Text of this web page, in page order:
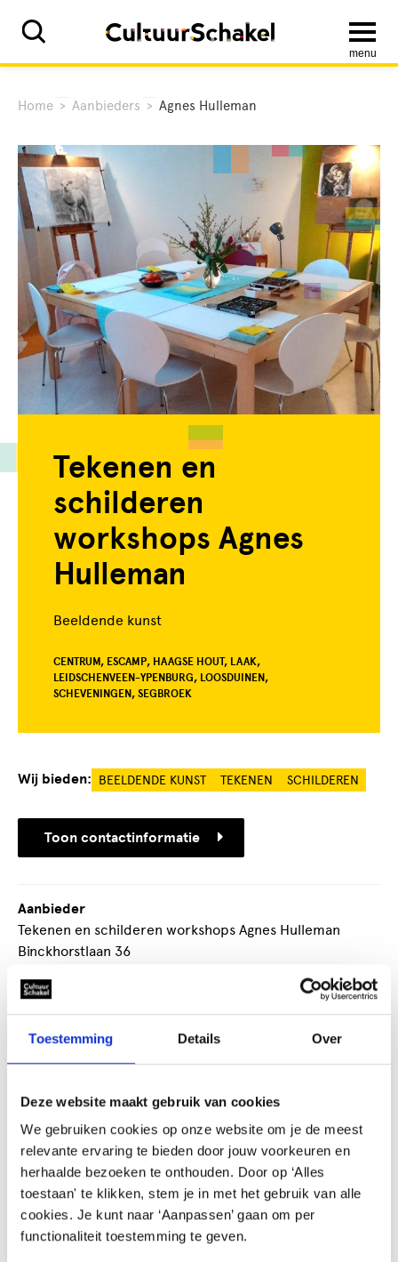
Toestemming Details Over
Deze website maakt gebruik van cookies
We gebruiken cookies op onze website om je de meest
relevante ervaring te bieden door jouw voorkeuren en
herhaalde bezoeken te onthouden. Door op ‘Alles
toestaan' te klikken, stem je in met het gebruik van alle
cookies. Je kunt naar ‘Aanpassen’ gaan om per
functionaliteit toestemming te geven.
menu
Home > Aanbieders > Agnes Hulleman
Tekenen en
schilderen
workshops Agnes
Hulleman
Beeldende kunst
CENTRUM, ESCAMP, HAAGSE HOUT, LAAK,
LEIDSCHENVEEN-YPENBURG, LOOSDUINEN,
SCHEVENINGEN, SEGBROEK
workshops met een thema. Dit is in de Bink 36,
Binckhorstlaan 36 te Den Haag
De aangeboden workshops kenmerken zich door de
stap-voor-stap begeleiding en de uit te werken thema's
worden verdiept. De technieken zijn tekenen en
schilderen. Tevens bied ik begeleiding aan individuele
ouderen door bij de client thuis te werken. Dit in het
Wij bieden: BEELDENDE KUNST TEKENEN SCHILDEREN
Toon contactinformatie
Aanbieder
Tekenen en schilderen workshops Agnes Hulleman
Binckhorstlaan 36
OoievaarskortingNee